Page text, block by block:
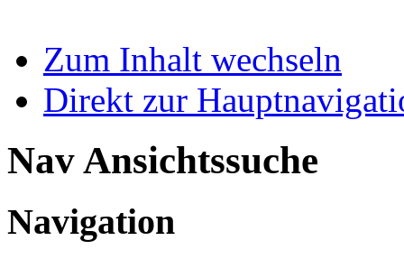
Zum Inhalt wechseln
Direkt zur
Nav Ansichtssuche
Navigation